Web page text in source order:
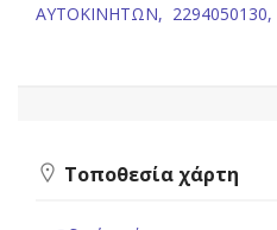
ΑΥΤΟΚΙΝΗΤΩΝ, 2294050130,
Τοποθεσία χάρτη